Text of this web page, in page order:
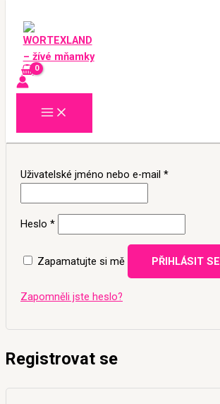
obsah
Můj účet
Přihlášení
Uživatelské jméno nebo e-mail *
Heslo *
Zapamatujte si mě PŘIHLÁSIT SE
Zapomněli jste heslo?
Registrovat se